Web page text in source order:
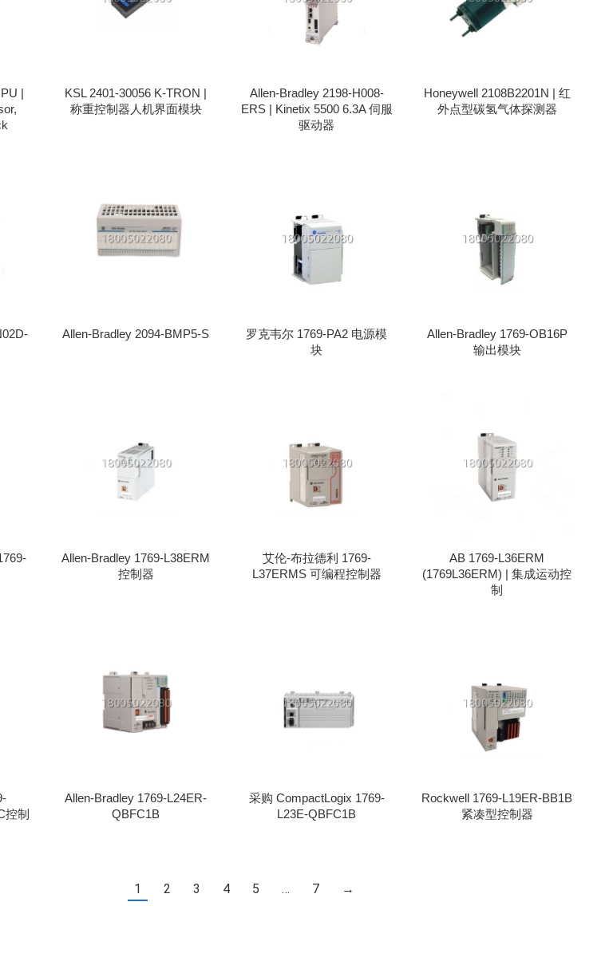
|
KSL 2401-30056 K-TRON |
称重控制器人机界面模块
Allen-Bradley 2198-H008-
ERS | Kinetix 5500 6.3A 伺服
驱动器
Honeywell 2108B2201N | 红
外点型碳氢气体探测器
Allen-Bradley 2094-BMP5-S
罗克韦尔 1769-PA2 电源模
块
Allen-Bradley 1769-OB16P
输出模块
Allen-Bradley 1769-L38ERM
控制器
艾伦-布拉德利 1769-
L37ERMS 可编程控制器
AB 1769-L36ERM
(1769L36ERM) | 集成运动控
制
控制
Allen-Bradley 1769-L24ER-
QBFC1B
采购 CompactLogix 1769-
L23E-QBFC1B
Rockwell 1769-L19ER-BB1B
紧凑型控制器
1 2 3 4 5 … 7 →